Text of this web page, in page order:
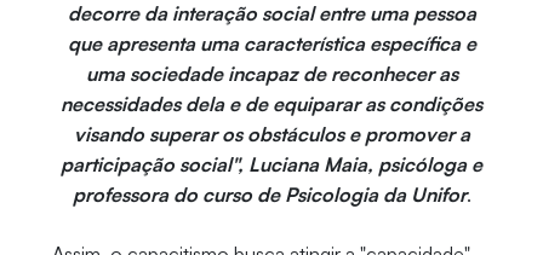
decorre da interação social entre uma pessoa
que apresenta uma característica específica e
uma sociedade incapaz de reconhecer as
necessidades dela e de equiparar as condições
visando superar os obstáculos e promover a
participação social", Luciana Maia, psicóloga e
professora do curso de Psicologia da Unifor.